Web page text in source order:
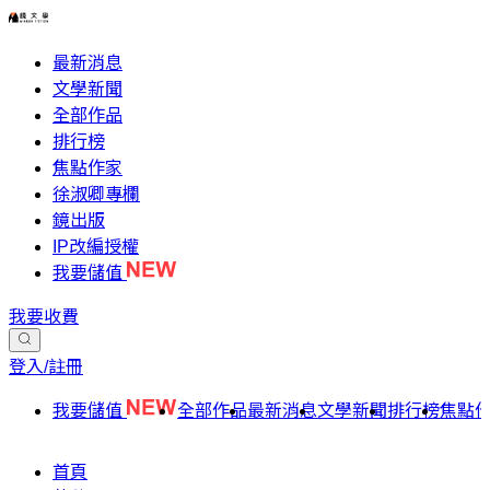
最新消息
文學新聞
全部作品
排行榜
焦點作家
徐淑卿專欄
鏡出版
IP改編授權
我要儲值
我要收費
登入/註冊
我要儲值 全部作品最新消息文學新聞排行榜焦點
首頁